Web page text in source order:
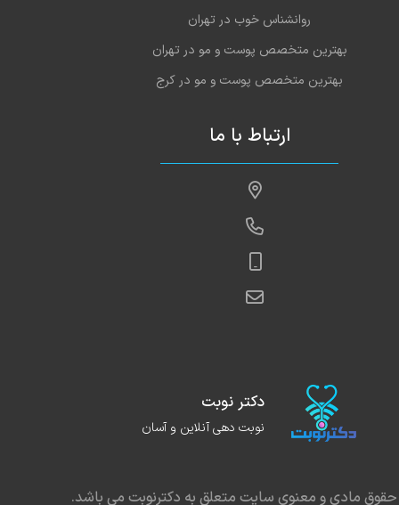
روانشناس خوب در تهران
بهترین متخصص پوست و مو در تهران
بهترین متخصص پوست و مو در کرج
ارتباط با ما
دکتر نوبت
نوبت دهی آنلاین و آسان
مادی و معنوی سایت متعلق به دکترنوبت می باشد.